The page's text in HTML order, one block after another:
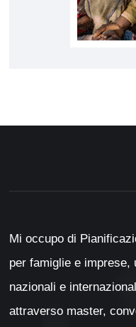
Mi occupo di
per famiglie e
nazionali e
attraverso master,